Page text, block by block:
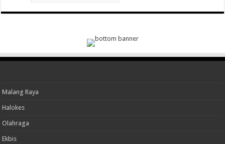
Malang Raya
Halokes
Olahraga
Ekbis